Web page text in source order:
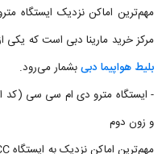
مرکز خرید مارینا دبی است که یکی
بلیط هواپیما دبیبشمار می‌رود.
و زون دوم